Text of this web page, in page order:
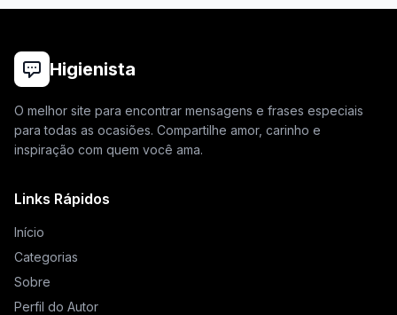
Higienista
O melhor site para encontrar mensagens e frases especiais
para todas as ocasiões. Compartilhe amor, carinho e
inspiração com quem você ama.
Links Rápidos
Início
Categorias
Sobre
Perfil do Autor